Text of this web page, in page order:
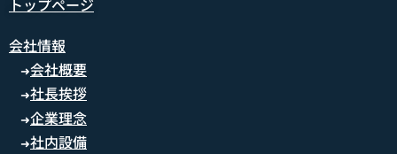
トップページ
会社情報
➜会社概要
➜社長挨拶
➜企業理念
➜社内設備